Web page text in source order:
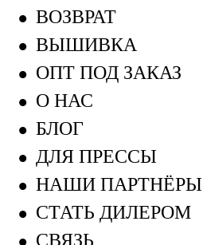
ВОЗВРАТ
ВЫШИВКА
ОПТ ПОД ЗАКАЗ
О НАС
БЛОГ
ДЛЯ ПРЕССЫ
НАШИ ПАРТНЁРЫ
СТАТЬ ДИЛЕРОМ
СВЯЗЬ